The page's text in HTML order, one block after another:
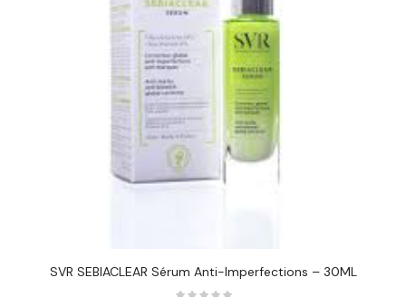
SVR SEBIACLEAR Sérum Anti-Imperfections – 30ML